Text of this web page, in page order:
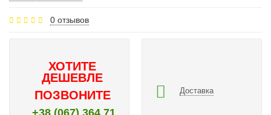
0 отзывов
ХОТИТЕ
ДЕШЕВЛЕ
ПОЗВОНИТЕ
+38 (067) 364 71
Доставка